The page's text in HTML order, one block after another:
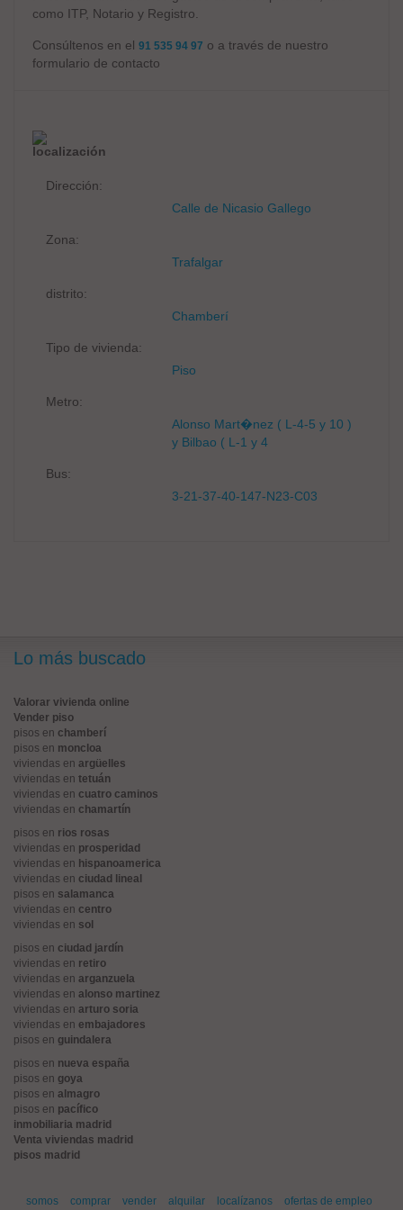
como ITP, Notario y Registro.
Consúltenos en el 91 535 94 97 o a través de nuestro
formulario de contacto
localización
Dirección:
Calle de Nicasio Gallego
Zona:
Trafalgar
distrito:
Chamberí
Tipo de vivienda:
Piso
Metro:
Alonso Mart�nez ( L-4-5 y 10 )
y Bilbao ( L-1 y 4
Bus:
3-21-37-40-147-N23-C03
Lo más buscado
Valorar vivienda online
Vender piso
pisos en chamberí
pisos en moncloa
viviendas en argüelles
viviendas en tetuán
viviendas en cuatro caminos
viviendas en chamartín
pisos en rios rosas
viviendas en prosperidad
viviendas en hispanoamerica
viviendas en ciudad lineal
pisos en salamanca
viviendas en centro
viviendas en sol
pisos en ciudad jardín
viviendas en retiro
viviendas en arganzuela
viviendas en alonso martinez
viviendas en arturo soria
viviendas en embajadores
pisos en guindalera
pisos en nueva españa
pisos en goya
pisos en almagro
pisos en pacífico
inmobiliaria madrid
Venta viviendas madrid
pisos madrid
somos comprar vender alquilar localízanos ofertas de empleo